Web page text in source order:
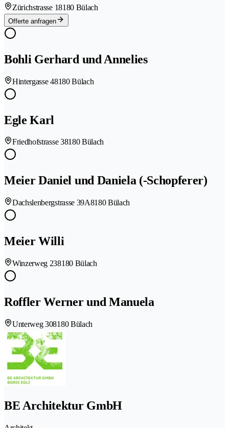
Zürichstrasse 18180 Bülach
Offerte anfragen
Bohli Gerhard und Annelies
Hintergasse 48180 Bülach
Egle Karl
Friedhofstrasse 38180 Bülach
Meier Daniel und Daniela (-Schopferer)
Dachslenbergstrasse 39A8180 Bülach
Meier Willi
Winzerweg 238180 Bülach
Roffler Werner und Manuela
Unterweg 308180 Bülach
BE Architektur GmbH